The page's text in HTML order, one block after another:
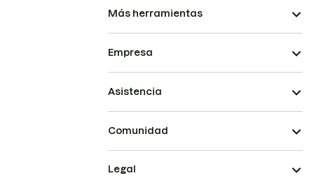
Más herramientas
Empresa
Asistencia
Comunidad
Legal